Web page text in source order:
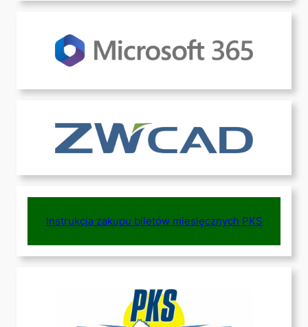
Instrukcja zakupu biletów miesięcznych PKS